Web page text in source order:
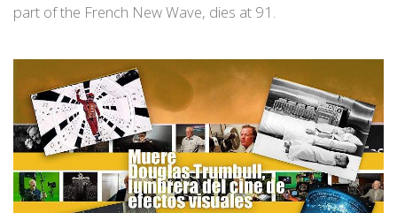
part of the French New Wave, dies at 91.